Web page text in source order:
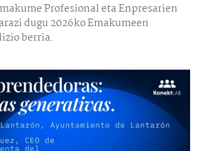
Profesional eta Enpresarien
dugu 2026ko Emakumeen
berria.